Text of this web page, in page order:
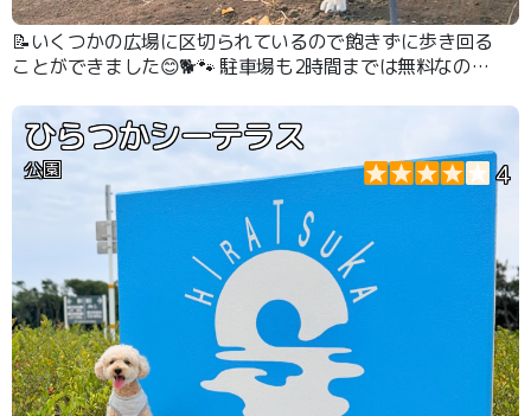
📝いくつかの広場に区切られているので飽きずに歩き回る
ことができました😊🐕🐾 駐車場も2時間までは無料なので
ひらつかシーテラス
公園 4